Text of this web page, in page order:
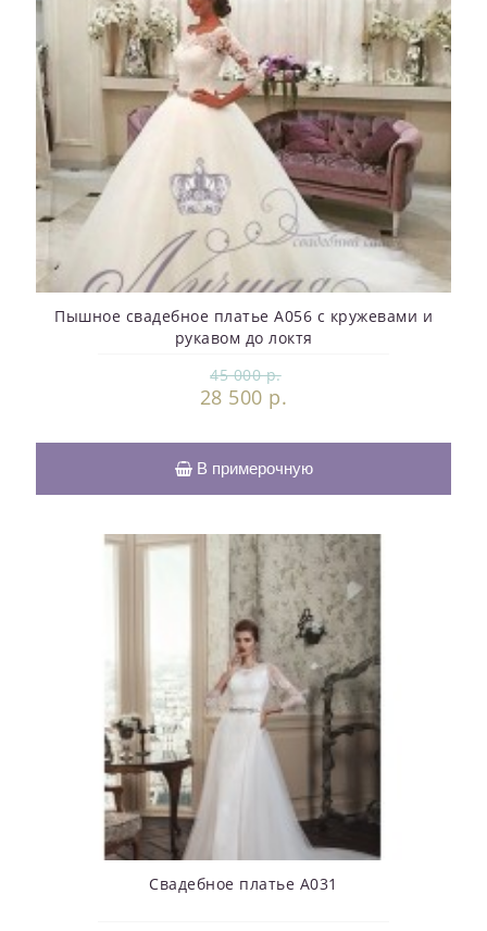
Пышное свадебное платье A056 с кружевами и
рукавом до локтя
45 000 р.
28 500 р.
В примерочную
Свадебное платье А031